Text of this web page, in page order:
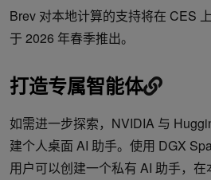
Brev 对本地计算的支持将在 CES
于 2026 年春季推出。
打造专属智能体
如需进一步探索，NVIDIA 与
建个人桌面 AI 助手。使用 DGX
用户可以创建一个私有 AI 助手，